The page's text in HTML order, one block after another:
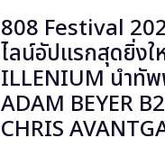
808 Festival
ไลน์อัปแรกสุดยิ่ง
ILLENIUM นำทั
ADAM BEYER
CHRIS